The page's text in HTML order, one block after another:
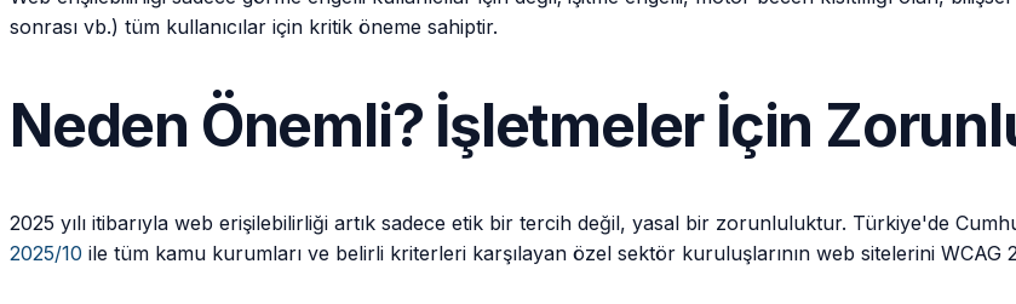
sonrası vb.) tüm kullanıcılar için kritik öneme sahiptir.
Neden Önemli? İşletmeler İçin
2025 yılı itibarıyla web erişilebilirliği artık sadece etik bir tercih değil, yasal bir zorunluluktur. Türkiye'de
2025/10 ile tüm kamu kurumları ve belirli kriterleri karşılayan özel sektör kuruluşlarının web sitelerini